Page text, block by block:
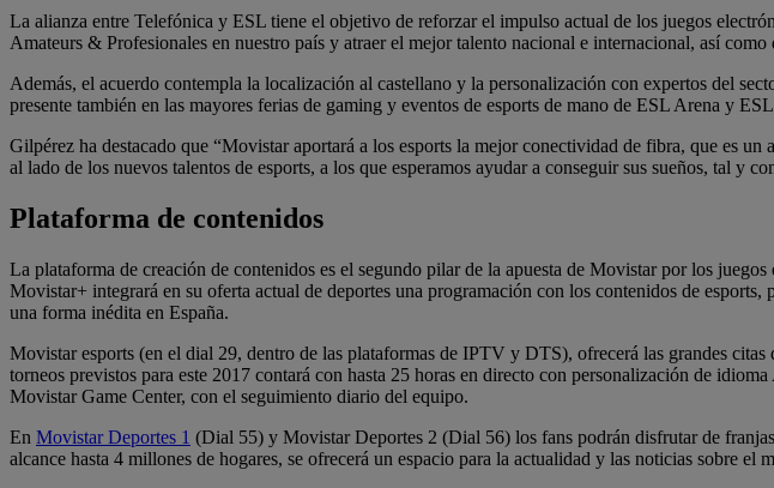
La alianza entre Telefónica y ESL tiene el objetivo de reforzar el impulso actual de los juegos
Amateurs & Profesionales en nuestro país y atraer el mejor talento nacional e internacional, así
Además, el acuerdo contempla la localización al castellano y la personalización con expertos del
presente también en las mayores ferias de gaming y eventos de esports de mano de ESL Arena y
Gilpérez ha destacado que “Movistar aportará a los esports la mejor conectividad de fibra, que es
al lado de los nuevos talentos de esports, a los que esperamos ayudar a conseguir sus sueños, tal y
Plataforma de contenidos
La plataforma de creación de contenidos es el segundo pilar de la apuesta de Movistar por los
Movistar+ integrará en su oferta actual de deportes una programación con los contenidos de
una forma inédita en España.
Movistar esports (en el dial 29, dentro de las plataformas de IPTV y DTS), ofrecerá las grandes
torneos previstos para este 2017 contará con hasta 25 horas en directo con personalización de
Movistar Game Center, con el seguimiento diario del equipo.
En Movistar Deportes 1 (Dial 55) y Movistar Deportes 2 (Dial 56) los fans podrán disfrutar de
alcance hasta 4 millones de hogares, se ofrecerá un espacio para la actualidad y las noticias sobre